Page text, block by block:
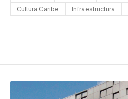
Cultura Caribe
Infraestructura